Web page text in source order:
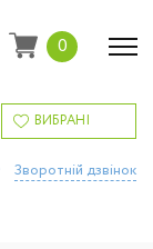
0
ВИБРАНІ
Зворотній дзвінок